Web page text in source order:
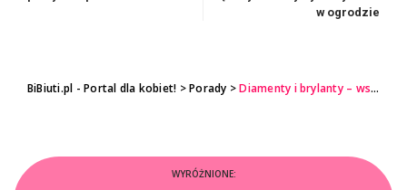
w ogrodzie
BiBiuti.pl - Portal dla kobiet! >Porady >Diamenty i brylanty – wszystko, co powinieneś wiedzieć o klejnotach wieczności
WYRÓŻNIONE: